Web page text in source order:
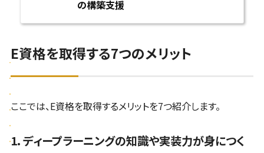
の構築支援
E資格を取得する7つのメリット
ここでは、E資格を取得するメリットを7つ紹介します。
1. ディープラーニングの知識や実装力が身につく